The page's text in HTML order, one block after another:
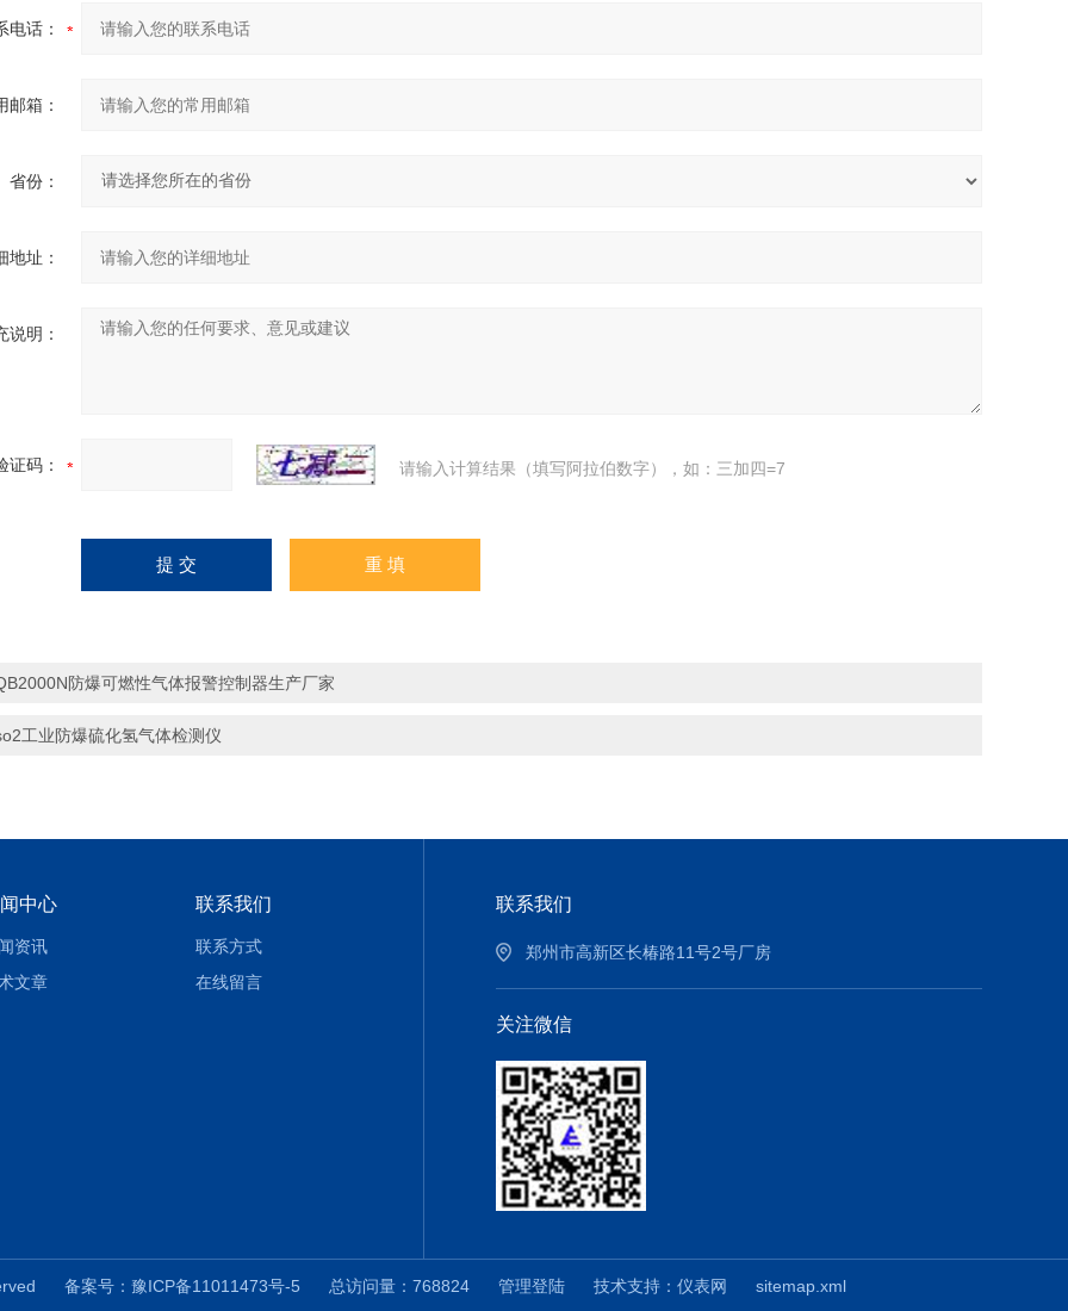
电话：
邮箱：
省份：
地址：
说明：
证码： 请输入计算结果（填写阿拉伯数字），如：三加四=7
防爆可燃性气体报警控制器生产厂家
工业防爆硫化氢气体检测仪
中心
资讯
文章
联系我们
联系方式
在线留言
联系我们
郑州市高新区长椿路11号2号厂房
关注微信
备案号：豫ICP备11011473号-5 总访问量：768824 管理登陆 技术支持： 仪表网 sitemap.xml